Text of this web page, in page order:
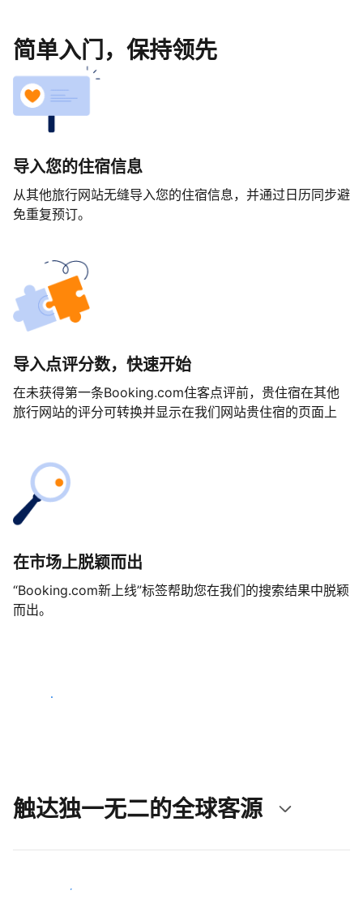
简单入门，保持领先
导入您的住宿信息
从其他旅行网站无缝导入您的住宿信息，并通过日历同步避
免重复预订。
导入点评分数，快速开始
在未获得第一条Booking.com住客点评前，贵住宿在其他
旅行网站的评分可转换并显示在我们网站贵住宿的页面上
在市场上脱颖而出
“Booking.com新上线”标签帮助您在我们的搜索结果中脱颖
而出。
马上开始
触达独一无二的全球客源
立即触达新客人